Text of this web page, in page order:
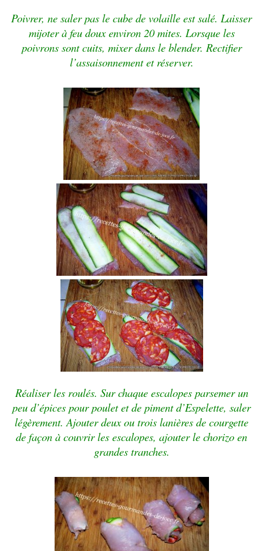
Poivrer, ne saler pas le cube de volaille est salé. Laisser
mijoter à feu doux environ 20 mites. Lorsque les
poivrons sont cuits, mixer dans le blender. Rectifier
l’assaisonnement et réserver.
Réaliser les roulés. Sur chaque escalopes parsemer un
peu d’épices pour poulet et de piment d’Espelette, saler
légèrement. Ajouter deux ou trois lanières de courgette
de façon à couvrir les escalopes, ajouter le chorizo en
grandes tranches.